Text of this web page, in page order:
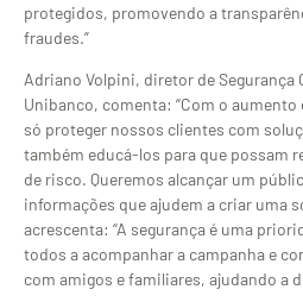
protegidos, promovendo a
fraudes.”
Adriano Volpini, diretor de Segurança
Unibanco, comenta: “Com o
só proteger nossos clientes com
também educá-los para que possam
de risco. Queremos alcançar um
informações que ajudem a criar uma
acrescenta: “A segurança é uma
todos a acompanhar a campanha e
com amigos e familiares, ajudando a